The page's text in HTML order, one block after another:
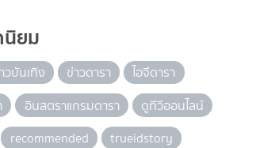
ยม
วบันเทิง ข่าวดารา
ไอจีดารา
อินสตราแกรมดารา
ดูทีวีออนไลน์
recommended trueidstory